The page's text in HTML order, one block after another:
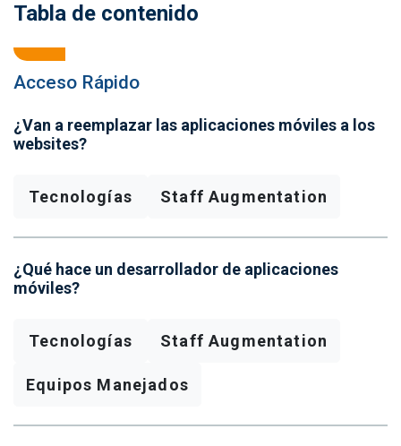
Tabla de contenido
Acceso Rápido
¿Van a reemplazar las aplicaciones móviles a los
websites?
Tecnologías Staff Augmentation
¿Qué hace un desarrollador de aplicaciones
móviles?
Tecnologías Staff Augmentation
Equipos Manejados